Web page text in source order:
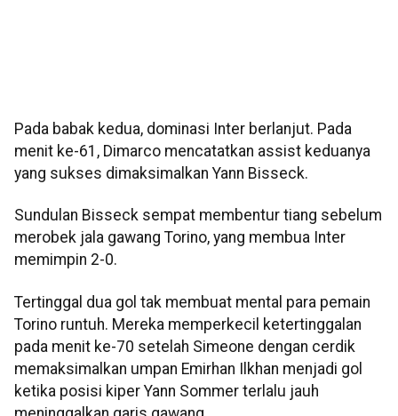
Pada babak kedua, dominasi Inter berlanjut. Pada
menit ke-61, Dimarco mencatatkan assist keduanya
yang sukses dimaksimalkan Yann Bisseck.
Sundulan Bisseck sempat membentur tiang sebelum
merobek jala gawang Torino, yang membua Inter
memimpin 2-0.
Tertinggal dua gol tak membuat mental para pemain
Torino runtuh. Mereka memperkecil ketertinggalan
pada menit ke-70 setelah Simeone dengan cerdik
memaksimalkan umpan Emirhan Ilkhan menjadi gol
ketika posisi kiper Yann Sommer terlalu jauh